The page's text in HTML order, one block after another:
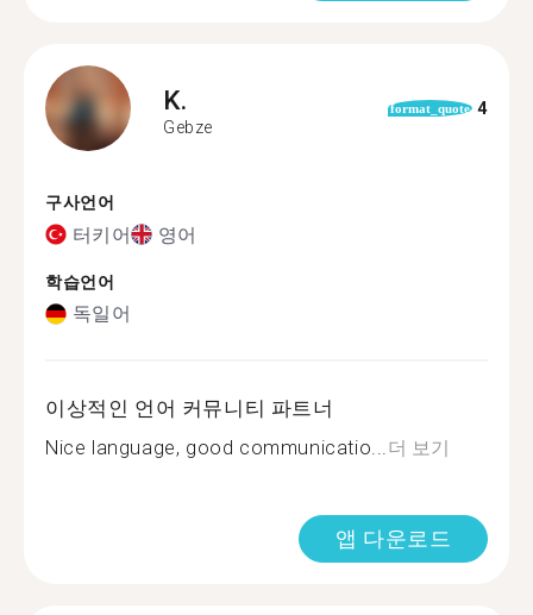
K.
Gebze
format_quote 4
구사언어
터키어 영어
학습언어
독일어
이상적인 언어 커뮤니티 파트너
Nice language, good communicatio...더 보기
앱 다운로드